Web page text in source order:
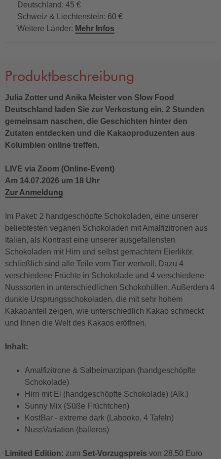
Deutschland: 45 €
Schweiz & Liechtenstein: 60 €
Weitere Länder: Mehr Infos
Produktbeschreibung
Julia Zotter und Anika Meister von Slow Food
Deutschland laden Sie zur Verkostung ein. 2 Stunden
gemeinsam naschen, die Geschichten hinter den
Zutaten entdecken und die Kakaoproduzenten aus
Kolumbien online treffen.
LIVE via Zoom (Online-Event)
Am 14.07.2026 um 18 Uhr
Zur Anmeldung
Im Paket: 2 handgeschöpfte Schokoladen, eine unserer
beliebtesten veganen Schokoladen mit Amalfizitronen aus
Italien, als Kontrast eine unserer ausgefallensten
Schokoladen mit Hirn und selbst gemachtem Eierlikör,
schließlich sind alle Teile vom Tier wertvoll. Dazu 4
verschiedene Früchte in Schokolade und 4 verschiedene
Nusssorten in unterschiedlichen Schokohüllen. Außerdem 4
dunkle Ursprungsschokoladen, die mit sehr hohem
Kakaoanteil zeigen, wie unterschiedlich Kakao schmeckt
und Ihnen die Welt des Kakaos eröffnen.
Inhalt:
Amalfizitrone & Salbeimarzipan (handgeschöpfte
Schokolade)
Hirn mit Ei (handgeschöpfte Schokolade) (Alk.)
Sunny Mix (Süße Früchtchen)
KostBar - extreme dark (Labooko, 4 Tafeln)
NussVariation (balleros)
Limited Edition: zum Set-Vorzugspreis von 28,50 Euro